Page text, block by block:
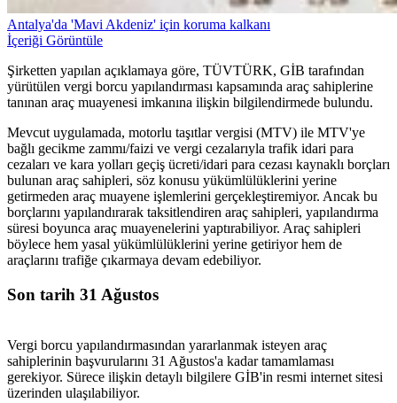
Antalya'da 'Mavi Akdeniz' için koruma kalkanı
İçeriği Görüntüle
Şirketten yapılan açıklamaya göre, TÜVTÜRK, GİB tarafından
yürütülen vergi borcu yapılandırması kapsamında araç sahiplerine
tanınan araç muayenesi imkanına ilişkin bilgilendirmede bulundu.
Mevcut uygulamada, motorlu taşıtlar vergisi (MTV) ile MTV'ye
bağlı gecikme zammı/faizi ve vergi cezalarıyla trafik idari para
cezaları ve kara yolları geçiş ücreti/idari para cezası kaynaklı borçları
bulunan araç sahipleri, söz konusu yükümlülüklerini yerine
getirmeden araç muayene işlemlerini gerçekleştiremiyor. Ancak bu
borçlarını yapılandırarak taksitlendiren araç sahipleri, yapılandırma
süresi boyunca araç muayenelerini yaptırabiliyor. Araç sahipleri
böylece hem yasal yükümlülüklerini yerine getiriyor hem de
araçlarını trafiğe çıkarmaya devam edebiliyor.
Son tarih 31 Ağustos
Vergi borcu yapılandırmasından yararlanmak isteyen araç
sahiplerinin başvurularını 31 Ağustos'a kadar tamamlaması
gerekiyor. Sürece ilişkin detaylı bilgilere GİB'in resmi internet sitesi
üzerinden ulaşılabiliyor.